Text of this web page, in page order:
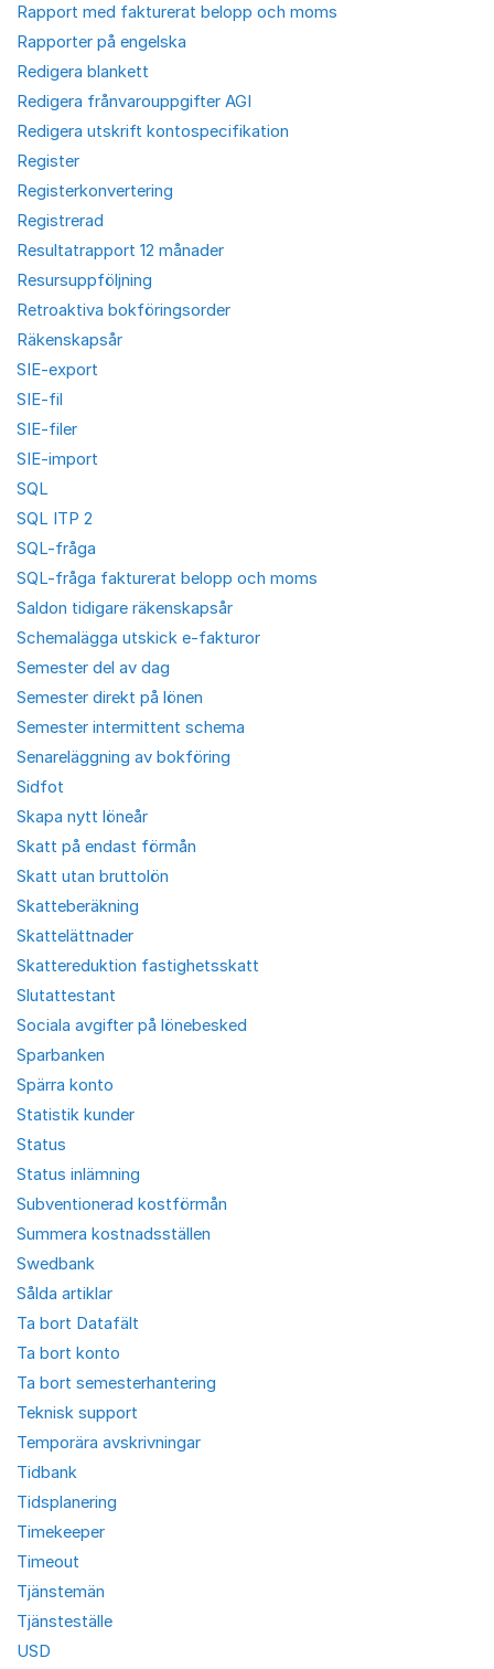
Rapport med fakturerat belopp och moms
Rapporter på engelska
Redigera blankett
Redigera frånvarouppgifter AGI
Redigera utskrift kontospecifikation
Register
Registerkonvertering
Registrerad
Resultatrapport 12 månader
Resursuppföljning
Retroaktiva bokföringsorder
Räkenskapsår
SIE-export
SIE-fil
SIE-filer
SIE-import
SQL
SQL ITP 2
SQL-fråga
SQL-fråga fakturerat belopp och moms
Saldon tidigare räkenskapsår
Schemalägga utskick e-fakturor
Semester del av dag
Semester direkt på lönen
Semester intermittent schema
Senareläggning av bokföring
Sidfot
Skapa nytt löneår
Skatt på endast förmån
Skatt utan bruttolön
Skatteberäkning
Skattelättnader
Skattereduktion fastighetsskatt
Slutattestant
Sociala avgifter på lönebesked
Sparbanken
Spärra konto
Statistik kunder
Status
Status inlämning
Subventionerad kostförmån
Summera kostnadsställen
Swedbank
Sålda artiklar
Ta bort Datafält
Ta bort konto
Ta bort semesterhantering
Teknisk support
Temporära avskrivningar
Tidbank
Tidsplanering
Timekeeper
Timeout
Tjänstemän
Tjänsteställe
USD